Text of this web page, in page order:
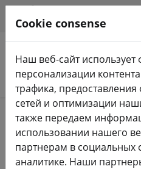
Поиск продуктов
Home Оборудование
FPV-очки -
Cookie consense
Наш веб-сайт
персонализации
трафика,
сетей и оптимизации
также передаем
использовании нашего
партнерам в социальных
аналитике. Наши